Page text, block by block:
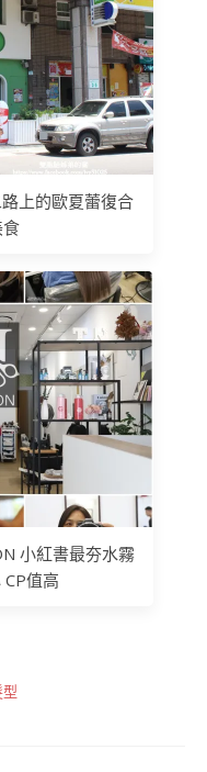
上的歐夏蕾復合
小紅書最夯水霧
值高